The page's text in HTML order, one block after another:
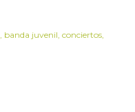
banda juvenil conciertos